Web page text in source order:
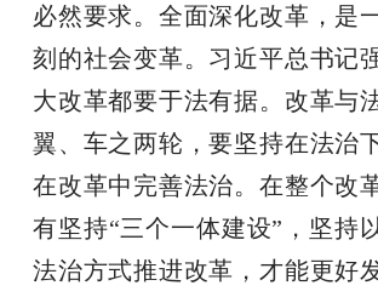
必然要求。全面深化改革，是
刻的社会变革。习近平总书记
大改革都要于法有据。改革与
翼、车之两轮，要坚持在法治
在改革中完善法治。在整个改
有坚持“三个一体建设”，坚持
法治方式推进改革，才能更好